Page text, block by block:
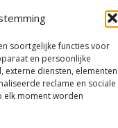
soortgelijke functies voor
en persoonlijke
externe diensten, elementen
reclame en sociale
elk moment worden
,Velsen-Zuid,
en
.